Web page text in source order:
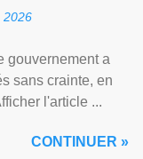
2026
gouvernement a
sans crainte, en
l'article ...
CONTINUER »